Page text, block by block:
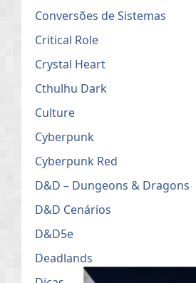
Conversões de Sistemas
Critical Role
Crystal Heart
Cthulhu Dark
Culture
Cyberpunk
Cyberpunk Red
D&D – Dungeons & Dragons
D&D Cenários
D&D5e
Deadlands